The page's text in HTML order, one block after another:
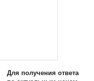
Для получения ответа